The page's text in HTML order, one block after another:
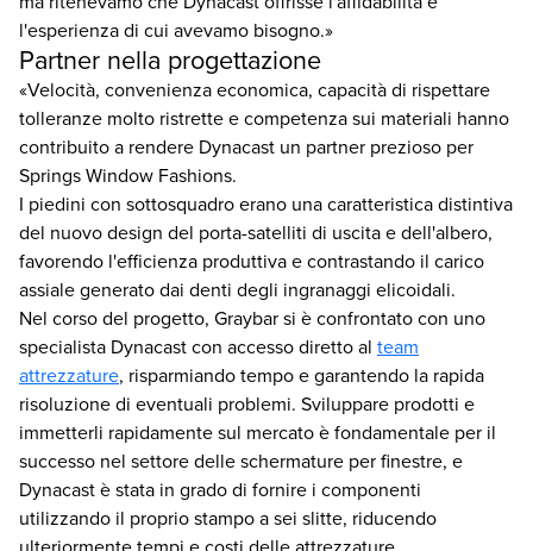
l'esperienza di cui avevamo bisogno.»
Partner nella progettazione
«Velocità, convenienza economica, capacità di rispettare
tolleranze molto ristrette e competenza sui materiali hanno
contribuito a rendere Dynacast un partner prezioso per
Springs Window Fashions.
I piedini con sottosquadro erano una caratteristica distintiva
del nuovo design del porta-satelliti di uscita e dell'albero,
favorendo l'efficienza produttiva e contrastando il carico
assiale generato dai denti degli ingranaggi elicoidali.
Nel corso del progetto, Graybar si è confrontato con uno
specialista Dynacast con accesso diretto al team
attrezzature, risparmiando tempo e garantendo la rapida
risoluzione di eventuali problemi. Sviluppare prodotti e
immetterli rapidamente sul mercato è fondamentale per il
successo nel settore delle schermature per finestre, e
Dynacast è stata in grado di fornire i componenti
utilizzando il proprio stampo a sei slitte, riducendo